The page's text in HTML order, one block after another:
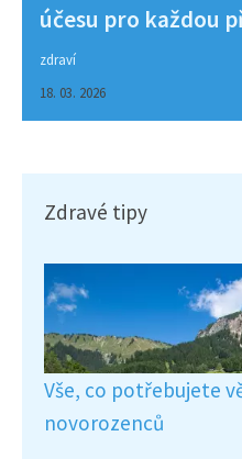
účesu pro každou
zdraví
18. 03. 2026
Zdravé tipy
Vše, co potřebujete
novorozenců